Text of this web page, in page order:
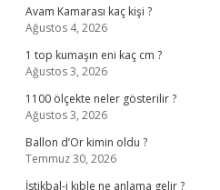
Avam Kamarası kaç kişi ?
Ağustos 4, 2026
1 top kumaşın eni kaç cm ?
Ağustos 3, 2026
1100 ölçekte neler gösterilir ?
Ağustos 3, 2026
Ballon d’Or kimin oldu ?
Temmuz 30, 2026
İstikbal-i kıble ne anlama gelir ?